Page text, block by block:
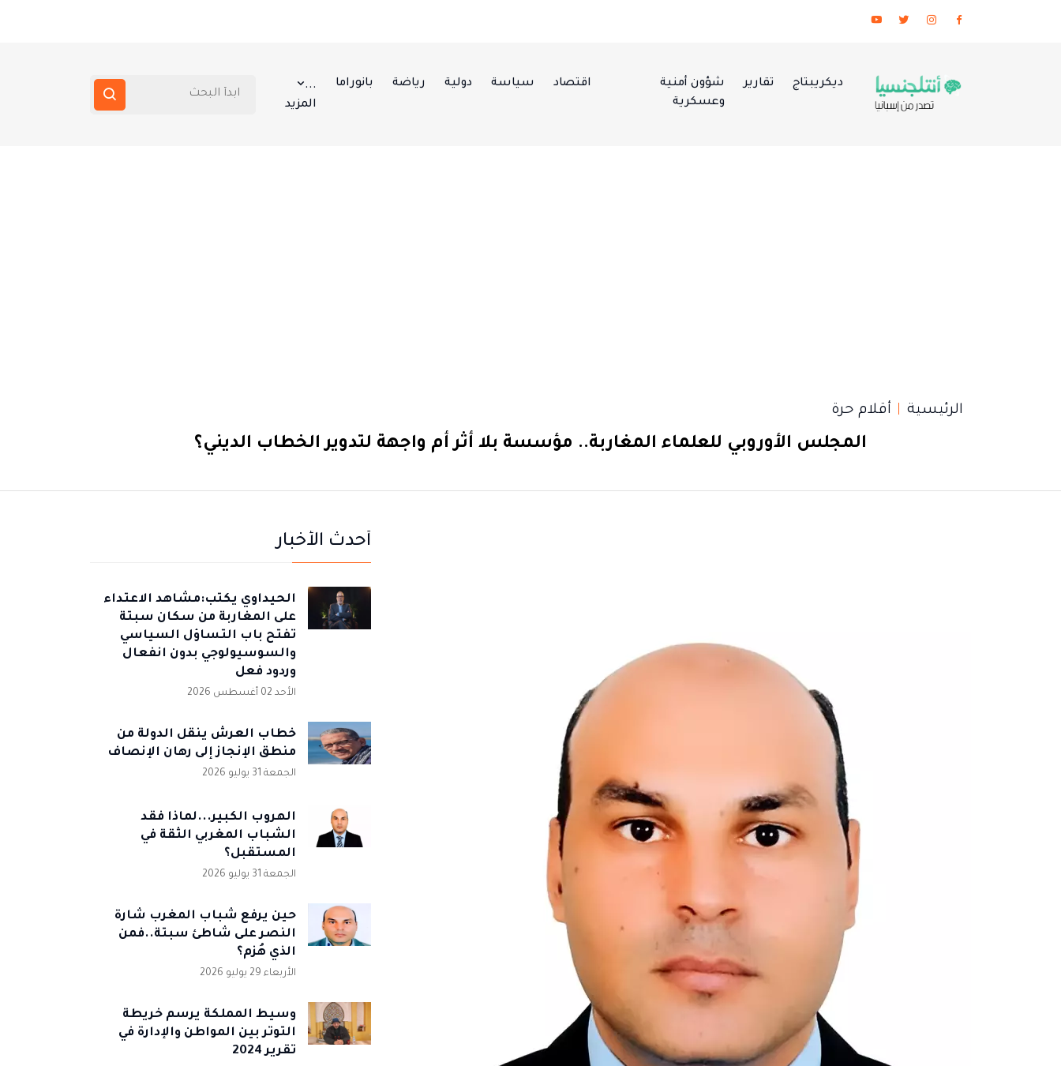
ديكريبتاج تقارير
شؤون أمنية
وعسكرية
اقتصاد سياسة دولية رياضة بانوراما
...
المزيد
الرئيسية أقلام حرة
المجلس الأوروبي للعلماء المغاربة.. مؤسسة بلا أثر أم واجهة لتدوير الخطاب الديني؟
أحدث الأخبار
الحيداوي يكتب:مشاهد الاعتداء
على المغاربة من سكان سبتة
تفتح باب التساؤل السياسي
والسوسيولوجي بدون انفعال
وردود فعل
الأحد 02 أغسطس 2026
خطاب العرش ينقل الدولة من
منطق الإنجاز إلى رهان الإنصاف
الجمعة 31 يوليو 2026
الهروب الكبير...لماذا فقد
الشباب المغربي الثقة في
المستقبل؟
الجمعة 31 يوليو 2026
حين يرفع شباب المغرب شارة
النصر على شاطئ سبتة..فمن
الذي هُزم؟
الأربعاء 29 يوليو 2026
وسيط المملكة يرسم خريطة
التوتر بين المواطن والإدارة في
تقرير 2024